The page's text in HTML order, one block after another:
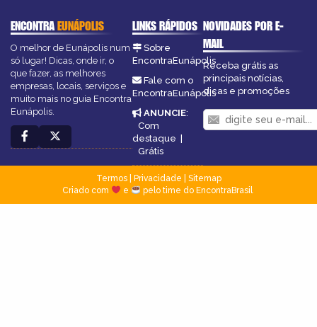
ENCONTRAEUNÁPOLIS
O melhor de Eunápolis num
só lugar! Dicas, onde ir, o
que fazer, as melhores
empresas, locais, serviços e
muito mais no guia Encontra
Eunápolis.
LINKS RÁPIDOS
Sobre
EncontraEunápolis
Fale com o
EncontraEunápolis
ANUNCIE:
Com
destaque |
Grátis
NOVIDADES POR E-
MAIL
Receba grátis as
principais notícias,
dicas e promoções
Termos| Privacidade
Sitemap
Criado com
e pelo time do EncontraBrasil